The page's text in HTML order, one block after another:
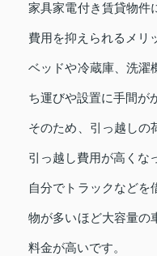
家具家電付き賃貸物件
費用を抑えられるメリ
ベッドや冷蔵庫、洗濯
ち運びや設置に手間が
そのため、引っ越しの
引っ越し費用が高くな
自分でトラックなどを
物が多いほど大容量の
料金が高いです。